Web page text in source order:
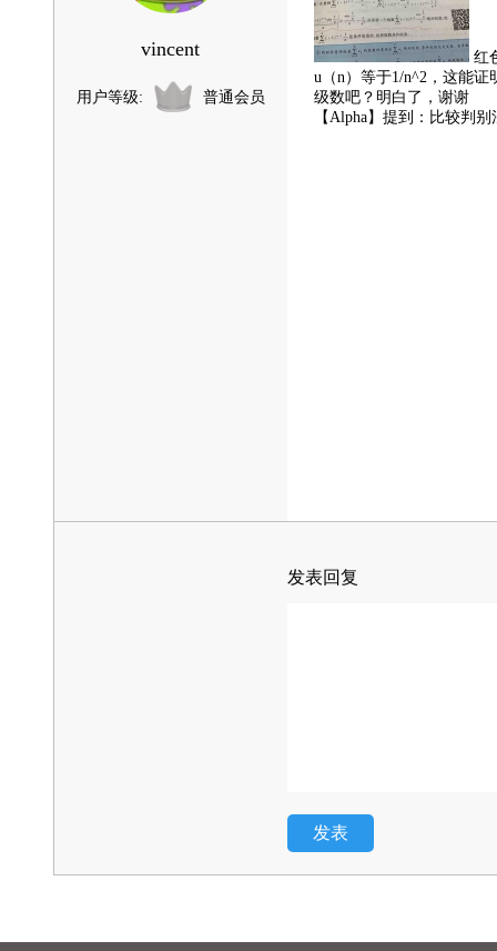
vincent
用户等级: 普通会员
红
u（n）等于1/n^2，这能
级数吧？明白了，谢谢
【Alpha】提到：比较判
发表回复
发表